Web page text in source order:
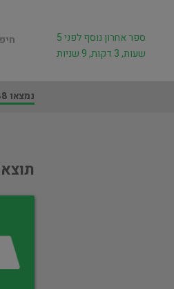
ספר אחרון נוסף לפני 5
שעות, 3 דקות, 9 שניות
נמצאו 688 כותרים